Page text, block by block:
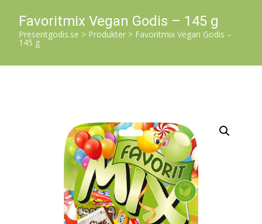
Favoritmix Vegan Godis – 145 g
Presentgodis.se > Produkter > Favoritmix Vegan Godis –
145 g